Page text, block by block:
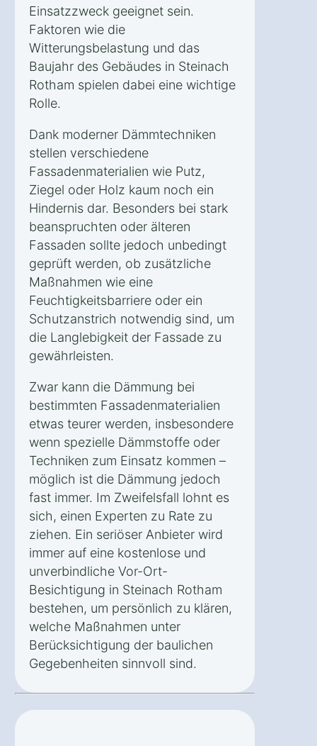
Einsatzzweck geeignet sein.
Faktoren wie die
Witterungsbelastung und das
Baujahr des Gebäudes in Steinach
Rotham spielen dabei eine wichtige
Rolle.
Dank moderner Dämmtechniken
stellen verschiedene
Fassadenmaterialien wie Putz,
Ziegel oder Holz kaum noch ein
Hindernis dar. Besonders bei stark
beanspruchten oder älteren
Fassaden sollte jedoch unbedingt
geprüft werden, ob zusätzliche
Maßnahmen wie eine
Feuchtigkeitsbarriere oder ein
Schutzanstrich notwendig sind, um
die Langlebigkeit der Fassade zu
gewährleisten.
Zwar kann die Dämmung bei
bestimmten Fassadenmaterialien
etwas teurer werden, insbesondere
wenn spezielle Dämmstoffe oder
Techniken zum Einsatz kommen –
möglich ist die Dämmung jedoch
fast immer. Im Zweifelsfall lohnt es
sich, einen Experten zu Rate zu
ziehen. Ein seriöser Anbieter wird
immer auf eine kostenlose und
unverbindliche Vor-Ort-
Besichtigung in Steinach Rotham
bestehen, um persönlich zu klären,
welche Maßnahmen unter
Berücksichtigung der baulichen
Gegebenheiten sinnvoll sind.